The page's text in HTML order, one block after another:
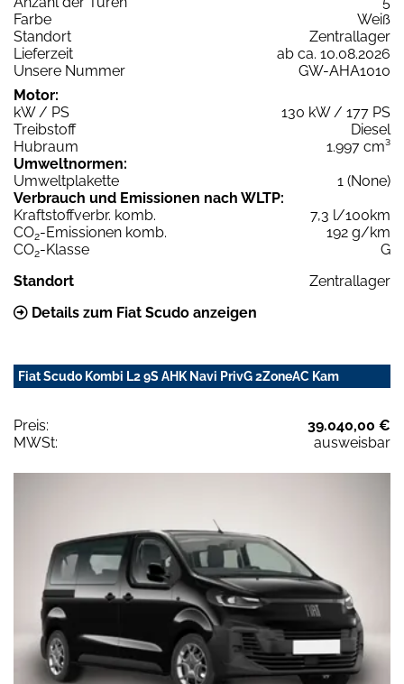
Farbe
Weiß
Standort
Zentrallager
Lieferzeit
ab ca. 10.08.2026
Unsere Nummer
GW-AHA1010
Motor:
kW / PS
130 kW / 177 PS
Treibstoff
Diesel
Hubraum
1.997 cm³
Umweltnormen:
Umweltplakette
1 (None)
Verbrauch und Emissionen nach WLTP:
Kraftstoffverbr. komb.
7,3 l/100km
CO2-Emissionen komb.
192 g/km
CO2-Klasse
G
Standort
Zentrallager
Details zum Fiat Scudo anzeigen
Fiat Scudo Kombi L2 9S AHK Navi PrivG 2ZoneAC Kam
Preis:
39.040,00 €
MWSt:
ausweisbar